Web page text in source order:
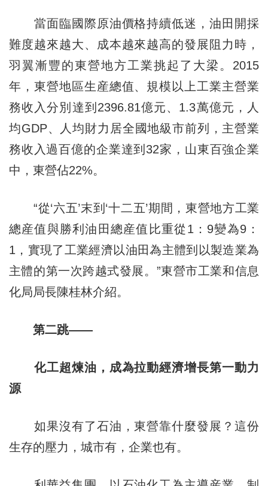
當面臨國際原油價格持續低迷，油田開採
難度越來越大、成本越來越高的發展阻力時，
羽翼漸豐的東營地方工業挑起了大梁。2015
年，東營地區生産總值、規模以上工業主營業
務收入分別達到2396.81億元、1.3萬億元，人
均GDP、人均財力居全國地級市前列，主營業
務收入過百億的企業達到32家，山東百強企業
中，東營佔22%。
“從‘六五’末到‘十二五’期間，東營地方工業
總産值與勝利油田總産值比重從1：9變為9：
1，實現了工業經濟以油田為主體到以製造業為
主體的第一次跨越式發展。”東營市工業和信息
化局局長陳桂林介紹。
第二跳——
化工超煉油，成為拉動經濟增長第一動力
源
如果沒有了石油，東營靠什麼發展？這份
生存的壓力，城市有，企業也有。